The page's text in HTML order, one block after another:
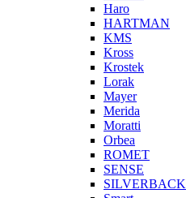
Haro
HARTMAN
KMS
Kross
Krostek
Lorak
Mayer
Merida
Moratti
Orbea
ROMET
SENSE
SILVERBACK